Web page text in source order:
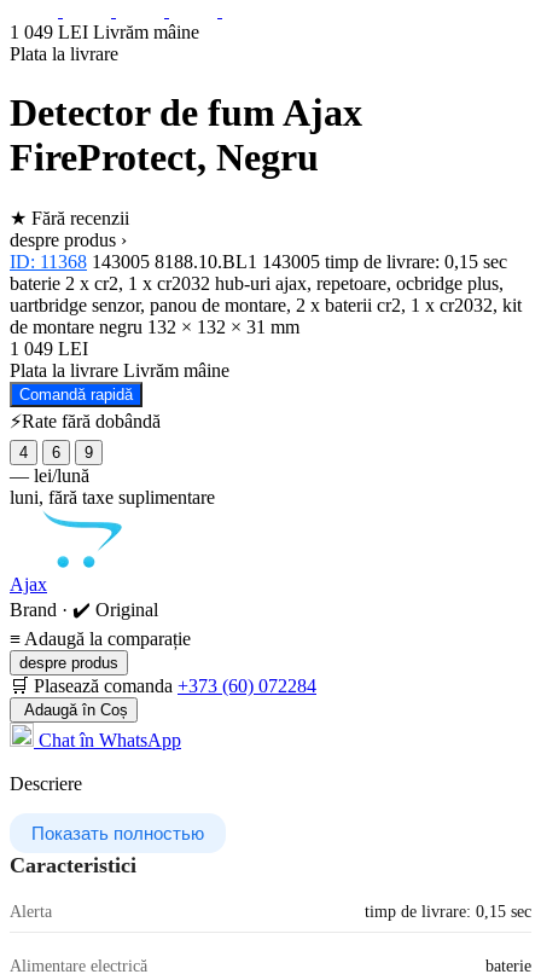
1 049 LEI Livrăm mâine
Plata la livrare
Detector de fum Ajax
FireProtect, Negru
★ Fără recenzii
despre produs ›
ID: 11368 143005 8188.10.BL1 143005 timp de livrare: 0,15 sec
baterie 2 x cr2, 1 x cr2032 hub-uri ajax, repetoare, ocbridge plus,
uartbridge senzor, panou de montare, 2 x baterii cr2, 1 x cr2032, kit
de montare negru 132 × 132 × 31 mm
1 049 LEI
Plata la livrare Livrăm mâine
Comandă rapidă
⚡Rate fără dobândă
4 6 9
— lei/lună
luni, fără taxe suplimentare
Ajax
Brand · ✔️ Original
≡ Adaugă la comparație
despre produs
🛒 Plasează comanda +373 (60) 072284
Adaugă în Coș
Chat în WhatsApp
Descriere
Показать полностью
Caracteristici
Alerta timp de livrare: 0,15 sec
Alimentare electrică baterie